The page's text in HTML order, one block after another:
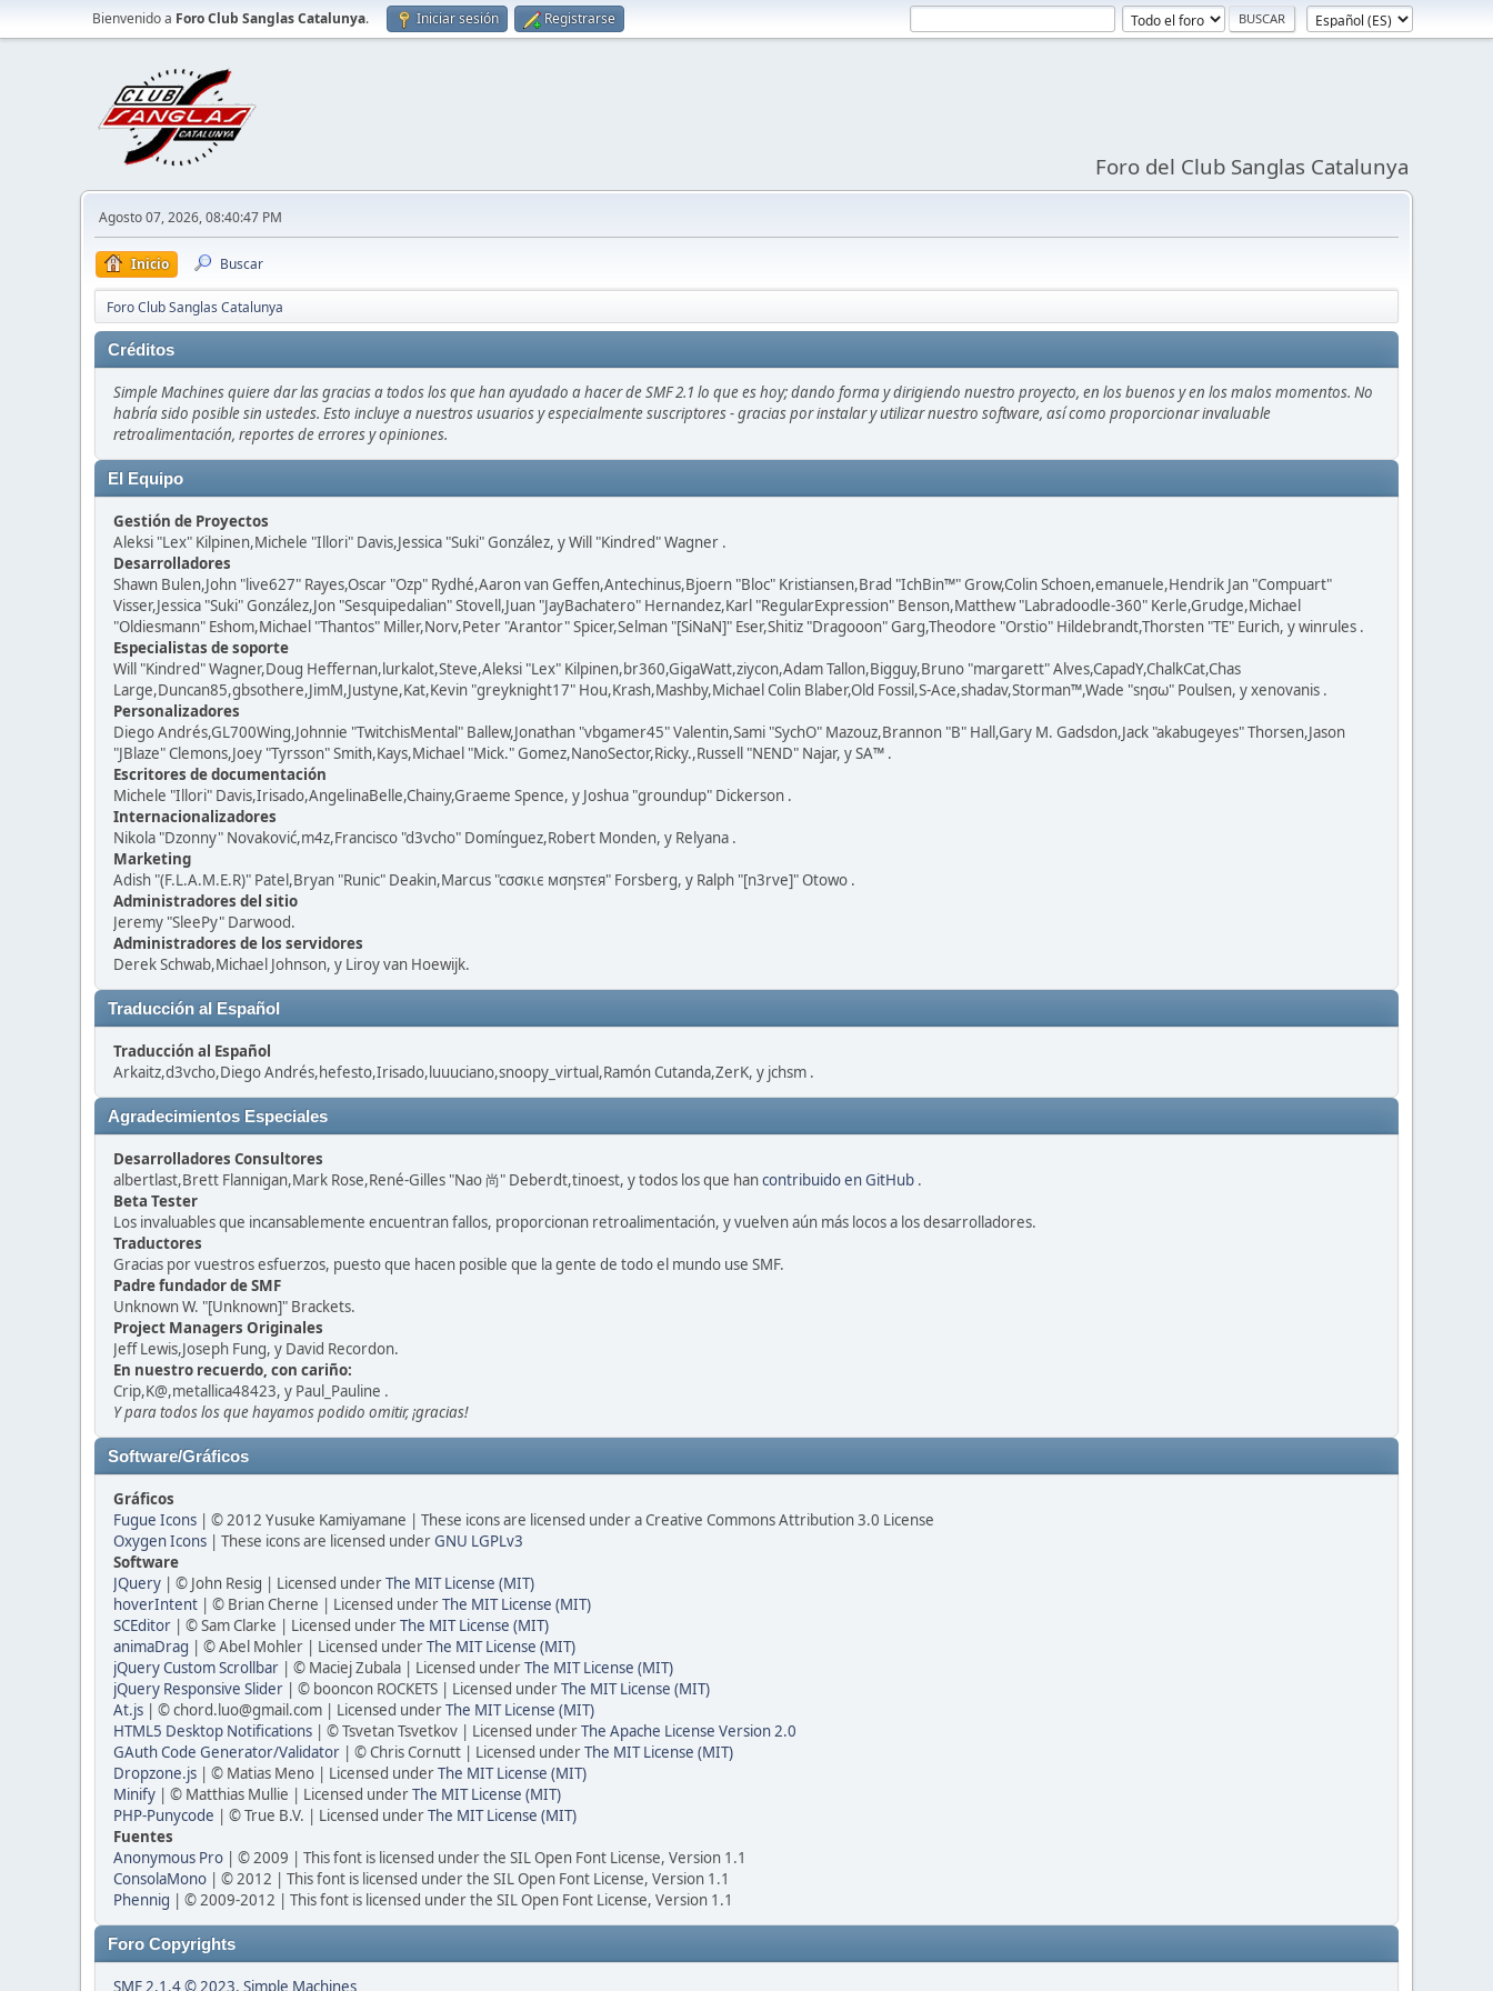
Bienvenido a Foro Club Sanglas Catalunya. Iniciar sesión Registrarse
Foro del Club Sanglas Catalunya
Agosto 07, 2026, 08:40:47 PM
Inicio Buscar
Foro Club Sanglas Catalunya
Créditos
Simple Machines quiere dar las gracias a todos los que han ayudado a hacer de SMF 2.1 lo que es hoy; dando forma y dirigiendo nuestro proyecto, en los buenos y en los malos momentos. No
habría sido posible sin ustedes. Esto incluye a nuestros usuarios y especialmente suscriptores - gracias por instalar y utilizar nuestro software, así como proporcionar invaluable
retroalimentación, reportes de errores y opiniones.
El Equipo
Gestión de Proyectos
Aleksi "Lex" Kilpinen,Michele "Illori" Davis,Jessica "Suki" González, y Will "Kindred" Wagner .
Desarrolladores
Shawn Bulen,John "live627" Rayes,Oscar "Ozp" Rydhé,Aaron van Geffen,Antechinus,Bjoern "Bloc" Kristiansen,Brad "IchBin™" Grow,Colin Schoen,emanuele,Hendrik Jan "Compuart"
Visser,Jessica "Suki" González,Jon "Sesquipedalian" Stovell,Juan "JayBachatero" Hernandez,Karl "RegularExpression" Benson,Matthew "Labradoodle-360" Kerle,Grudge,Michael
"Oldiesmann" Eshom,Michael "Thantos" Miller,Norv,Peter "Arantor" Spicer,Selman "[SiNaN]" Eser,Shitiz "Dragooon" Garg,Theodore "Orstio" Hildebrandt,Thorsten "TE" Eurich, y winrules .
Especialistas de soporte
Will "Kindred" Wagner,Doug Heffernan,lurkalot,Steve,Aleksi "Lex" Kilpinen,br360,GigaWatt,ziycon,Adam Tallon,Bigguy,Bruno "margarett" Alves,CapadY,ChalkCat,Chas
Large,Duncan85,gbsothere,JimM,Justyne,Kat,Kevin "greyknight17" Hou,Krash,Mashby,Michael Colin Blaber,Old Fossil,S-Ace,shadav,Storman™,Wade "sησω" Poulsen, y xenovanis .
Personalizadores
Diego Andrés,GL700Wing,Johnnie "TwitchisMental" Ballew,Jonathan "vbgamer45" Valentin,Sami "SychO" Mazouz,Brannon "B" Hall,Gary M. Gadsdon,Jack "akabugeyes" Thorsen,Jason
"JBlaze" Clemons,Joey "Tyrsson" Smith,Kays,Michael "Mick." Gomez,NanoSector,Ricky.,Russell "NEND" Najar, y SA™ .
Escritores de documentación
Michele "Illori" Davis,Irisado,AngelinaBelle,Chainy,Graeme Spence, y Joshua "groundup" Dickerson .
Internacionalizadores
Nikola "Dzonny" Novaković,m4z,Francisco "d3vcho" Domínguez,Robert Monden, y Relyana .
Marketing
Adish "(F.L.A.M.E.R)" Patel,Bryan "Runic" Deakin,Marcus "cσσкιє мσηѕтєя" Forsberg, y Ralph "[n3rve]" Otowo .
Administradores del sitio
Jeremy "SleePy" Darwood.
Administradores de los servidores
Derek Schwab,Michael Johnson, y Liroy van Hoewijk.
Traducción al Español
Traducción al Español
Arkaitz,d3vcho,Diego Andrés,hefesto,Irisado,luuuciano,snoopy_virtual,Ramón Cutanda,ZerK, y jchsm .
Agradecimientos Especiales
Desarrolladores Consultores
albertlast,Brett Flannigan,Mark Rose,René-Gilles "Nao 尚" Deberdt,tinoest, y todos los que hancontribuido en GitHub .
Beta Tester
Los invaluables que incansablemente encuentran fallos, proporcionan retroalimentación, y vuelven aún más locos a los desarrolladores.
Traductores
Gracias por vuestros esfuerzos, puesto que hacen posible que la gente de todo el mundo use SMF.
Padre fundador de SMF
Unknown W. "[Unknown]" Brackets.
Project Managers Originales
Jeff Lewis,Joseph Fung, y David Recordon.
En nuestro recuerdo, con cariño:
Crip,K@,metallica48423, y Paul_Pauline .
Y para todos los que hayamos podido omitir, ¡gracias!
Software/Gráficos
Gráficos
Fugue Icons | © 2012 Yusuke Kamiyamane | These icons are licensed under a Creative Commons Attribution 3.0 License
Oxygen Icons | These icons are licensed underGNU LGPLv3
Software
JQuery | © John Resig | Licensed underThe MIT License (MIT)
hoverIntent | © Brian Cherne | Licensed underThe MIT License (MIT)
SCEditor | © Sam Clarke | Licensed underThe MIT License (MIT)
animaDrag | © Abel Mohler | Licensed underThe MIT License (MIT)
jQuery Custom Scrollbar | © Maciej Zubala | Licensed underThe MIT License (MIT)
jQuery Responsive Slider | © booncon ROCKETS | Licensed underThe MIT License (MIT)
At.js | © chord.luo@gmail.com | Licensed underThe MIT License (MIT)
HTML5 Desktop Notifications | © Tsvetan Tsvetkov | Licensed underThe Apache License Version 2.0
GAuth Code Generator/Validator | © Chris Cornutt | Licensed underThe MIT License (MIT)
Dropzone.js | © Matias Meno | Licensed underThe MIT License (MIT)
Minify | © Matthias Mullie | Licensed underThe MIT License (MIT)
PHP-Punycode | © True B.V. | Licensed underThe MIT License (MIT)
Fuentes
Anonymous Pro | © 2009 | This font is licensed under the SIL Open Font License, Version 1.1
ConsolaMono | © 2012 | This font is licensed under the SIL Open Font License, Version 1.1
Phennig | © 2009-2012 | This font is licensed under the SIL Open Font License, Version 1.1
Foro Copyrights
SMF 2.1.4 © 2023, Simple Machines